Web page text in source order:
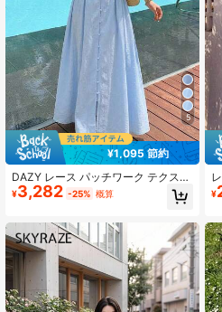
5
¥1,095 節約
DAZY レース パッチワーク テクスチ
ャード Vネック ミドル丈ドレス、春
夏のウェディングゲストドレス サン
¥3,282 -25% 概算 ¥